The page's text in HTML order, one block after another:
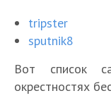
tripster
sputnik8
Вот список
окрестностях